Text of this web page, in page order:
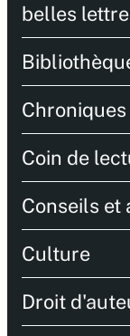
belles
Coin de
Conseils et
Culture
Droit